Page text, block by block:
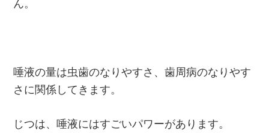
ん。
唾液の量は虫歯のなりやすさ、歯周病のなりやす
さに関係してきます。
じつは、唾液にはすごいパワーがあります。